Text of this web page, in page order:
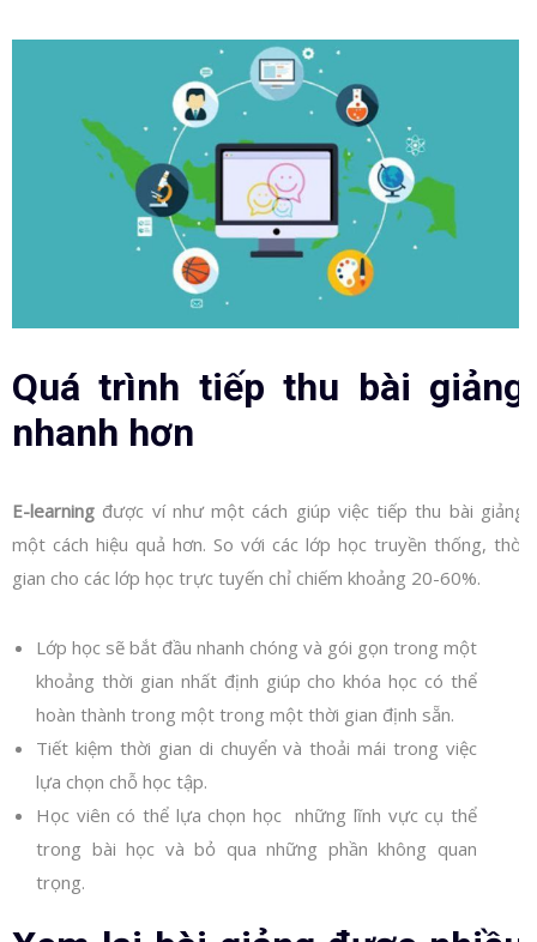
Quá trình tiếp thu bài giảng
nhanh hơn
E-learning được ví như một cách giúp việc tiếp thu bài giảng
một cách hiệu quả hơn. So với các lớp học truyền thống, thời
gian cho các lớp học trực tuyến chỉ chiếm khoảng 20-60%.
Lớp học sẽ bắt đầu nhanh chóng và gói gọn trong một
khoảng thời gian nhất định giúp cho khóa học có thể
hoàn thành trong một trong một thời gian định sẵn.
Tiết kiệm thời gian di chuyển và thoải mái trong việc
lựa chọn chỗ học tập.
Học viên có thể lựa chọn học những lĩnh vực cụ thể
trong bài học và bỏ qua những phần không quan
trọng.